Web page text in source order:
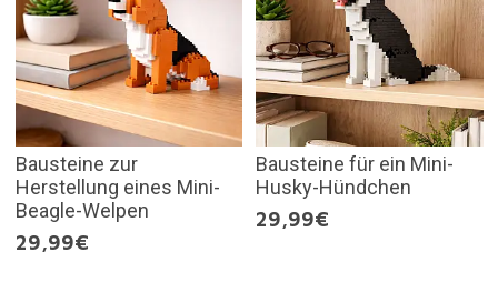
Bausteine zur
Herstellung eines Mini-
Beagle-Welpen
29,99€
Bausteine für ein Mini-
Husky-Hündchen
29,99€